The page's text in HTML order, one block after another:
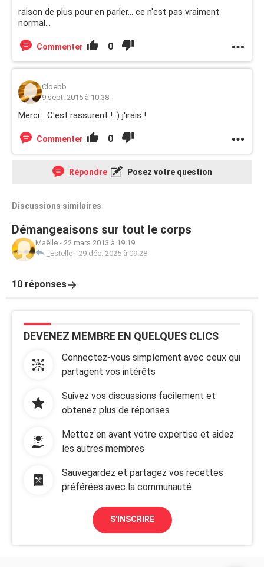
raison de plus pour en parler... ce n'est pas vraiment
normal...
Commenter 0
Cloebb
9 sept. 2015 à 10:38
Merci... C'est rassurent ! :) j'irais !
Commenter 0
Répondre Posez votre question
Discussions similaires
Démangeaisons sur tout le corps
Maëlle - 22 mars 2013 à 19:19
_Estelle - 29 déc. 2025 à 09:28
10 réponses
DEVENEZ MEMBRE EN QUELQUES CLICS
Connectez-vous simplement avec ceux qui
partagent vos intérêts
Suivez vos discussions facilement et
obtenez plus de réponses
Mettez en avant votre expertise et aidez
les autres membres
Sauvegardez et partagez vos recettes
préférées avec la communauté
S'INSCRIRE